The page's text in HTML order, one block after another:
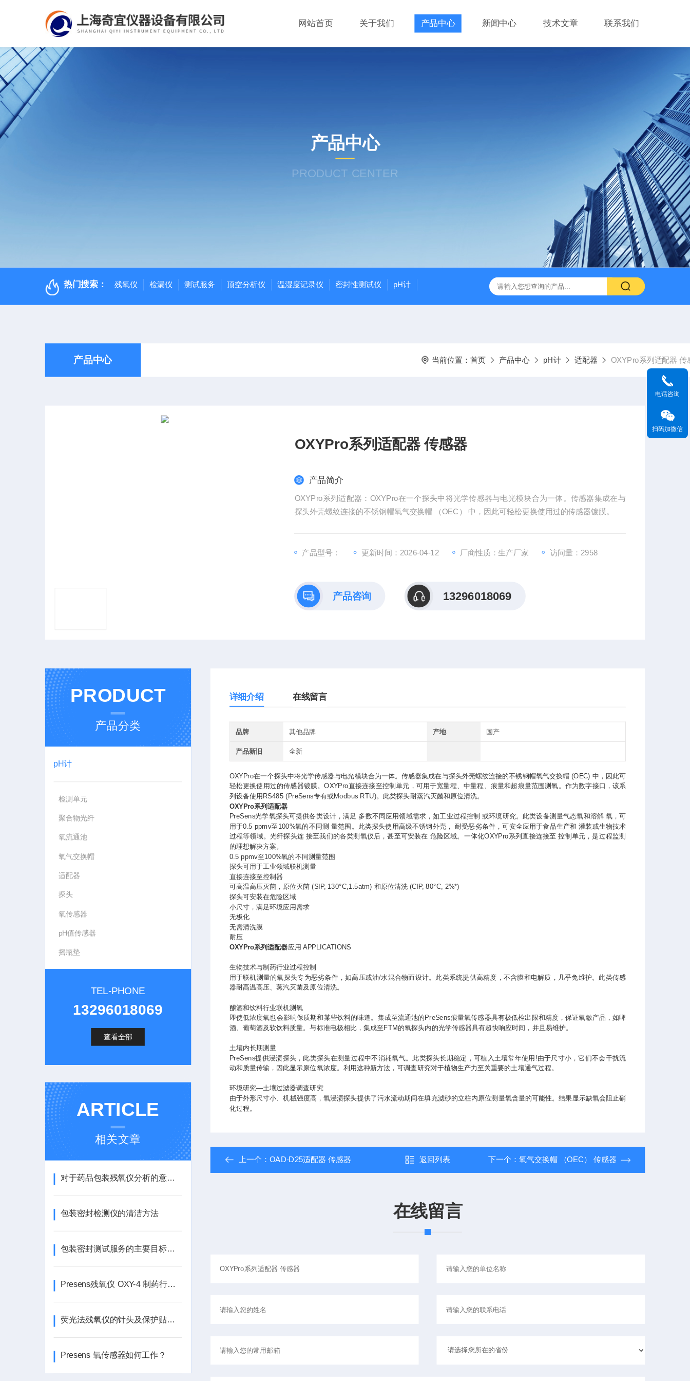
网站首页 关于我们 产品中心 新闻中心 技术文章 联系我们
产品中心
PRODUCT CENTER
热门搜索： 残氧仪 检漏仪 测试服务 顶空分析仪 温湿度记录仪 密封性测试仪 pH计
产品中心 当前位置：首页 产品中心 pH计 适配器 OXYPro系列适配器 传
OXYPro系列适配器 传感器
产品简介
OXYPro系列适配器：OXYPro在一个探头中将光学传感器与电光模块合为一体。传感器集成在与
探头外壳螺纹连接的不锈钢帽氧气交换帽 （OEC） 中，因此可轻松更换使用过的传感器镀膜。
产品型号： 更新时间：2026-04-12 厂商性质：生产厂家 访问量：2958
产品咨询 13296018069
PRODUCT
产品分类
pH计
检测单元
聚合物光纤
氧流通池
氧气交换帽
适配器
探头
氧传感器
pH值传感器
摇瓶垫
TEL-PHONE
13296018069
查看全部
ARTICLE
相关文章
对于药品包装残氧仪分析的意义，你知道是什么吗？
包装密封检测仪的清洁方法
包装密封测试服务的主要目标和常见类型
Presens残氧仪 OXY-4 制药行业专用PPM级检测精度
荧光法残氧仪的针头及保护贴片需要及时更换
Presens 氧传感器如何工作？
详细介绍 在线留言
品牌 其他品牌 产地 国产
产品新旧 全新
OXYPro在一个探头中将光学传感器与电光模块合为一体。传感器集成在与探头外壳螺纹连接的不锈钢帽氧气交换帽 (OEC) 中，因此可
轻松更换使用过的传感器镀膜。OXYPro直接连接至控制单元，可用于宽量程、中量程、痕量和超痕量范围测氧。作为数字接口，该系
列设备使用RS485 (PreSens专有或Modbus RTU)。此类探头耐蒸汽灭菌和原位清洗。
OXYPro系列适配器
PreSens光学氧探头可提供各类设计，满足 多数不同应用领域需求，如工业过程控制 或环境研究。此类设备测量气态氧和溶解 氧，可
用于0.5 ppmv至100%氧的不同测 量范围。此类探头使用高级不锈钢外壳， 耐受恶劣条件，可安全应用于食品生产和 灌装或生物技术
过程等领域。光纤探头连 接至我们的各类测氧仪后，甚至可安装在 危险区域。一体化OXYPro系列直接连接至 控制单元，是过程监测
的理想解决方案。
0.5 ppmv至100%氧的不同测量范围
探头可用于工业领域联机测量
直接连接至控制器
可高温高压灭菌，原位灭菌 (SIP, 130°C,1.5atm) 和原位清洗 (CIP, 80°C, 2%*)
探头可安装在危险区域
小尺寸，满足环境应用需求
无极化
无需清洗膜
耐压
OXYPro系列适配器应用 APPLICATIONS
生物技术与制药行业过程控制
用于联机测量的氧探头专为恶劣条件，如高压或油/水混合物而设计。此类系统提供高精度，不含膜和电解质，几乎免维护。此类传感
器耐高温高压、蒸汽灭菌及原位清洗。
酿酒和饮料行业联机测氧
即使低浓度氧也会影响保质期和某些饮料的味道。集成至流通池的PreSens痕量氧传感器具有极低检出限和精度，保证氧敏产品，如啤
酒、葡萄酒及软饮料质量。与标准电极相比，集成至FTM的氧探头内的光学传感器具有超快响应时间，并且易维护。
土壤内长期测量
PreSens提供浸渍探头，此类探头在测量过程中不消耗氧气。此类探头长期稳定，可植入土壤常年使用!由于尺寸小，它们不会干扰流
动和质量传输，因此显示原位氧浓度。利用这种新方法，可调查研究对于植物生产力至关重要的土壤通气过程。
环境研究—土壤过滤器调查研究
由于外形尺寸小、机械强度高，氧浸渍探头提供了污水流动期间在填充滤砂的立柱内原位测量氧含量的可能性。结果显示缺氧会阻止硝
化过程。
上一个：OAD-D25适配器 传感器 返回列表 下一个：氧气交换帽 （OEC） 传感器
在线留言
电话咨询
扫码加微信